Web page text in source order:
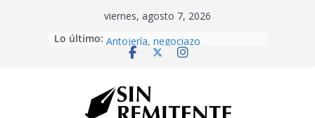
viernes, agosto 7, 2026
Lo último: Amor eterno
Antojería, negociazo
Misa de 12